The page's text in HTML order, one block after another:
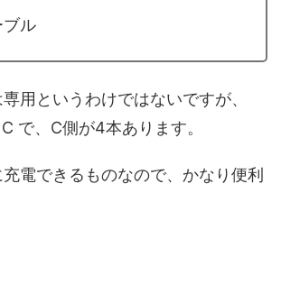
ブル
用というわけではないですが、
で、C側が4本あります。
電できるものなので、かなり便利